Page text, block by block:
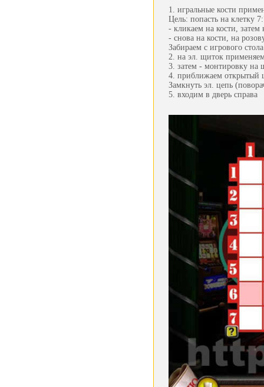
1. игральные кости
Цель: попасть на клетку
- кликаем на кости,
- снова на кости, на
Забираем с игрового
2. на эл. щиток
3. затем - монтировку на
4. приближаем открытый
Замкнуть эл. цепь
5. входим в дверь справа